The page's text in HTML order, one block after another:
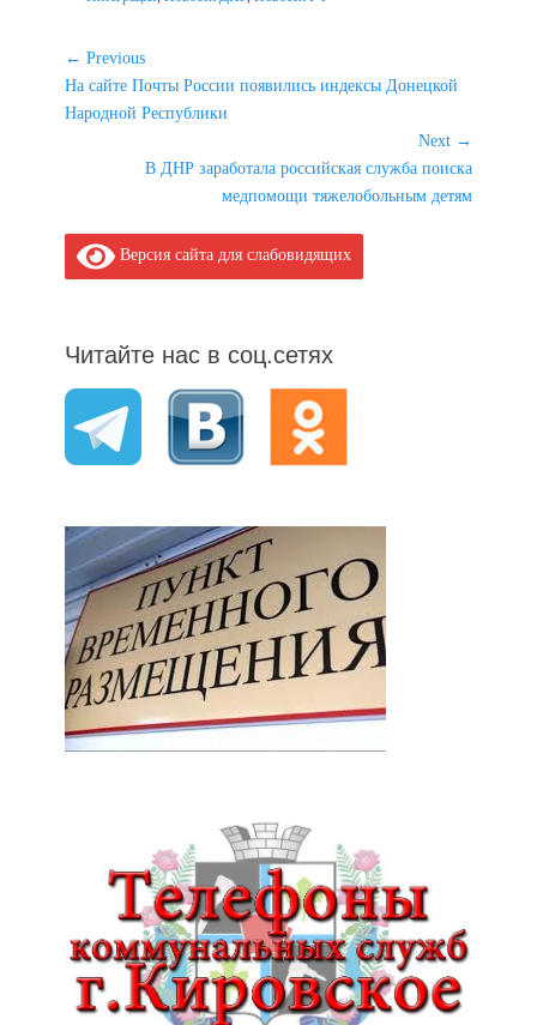
Навигация
по
записям
← Previous
Previous
post:
На сайте Почты России появились индексы Донецкой
Народной Республики
Next →
В ДНР заработала российская служба поиска
медпомощи тяжелобольным детям
Версия сайта для слабовидящих
Читайте нас в соц.сетях